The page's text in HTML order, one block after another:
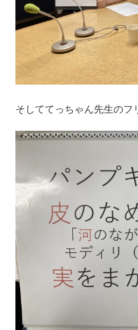
そしててっちゃん先生のフ